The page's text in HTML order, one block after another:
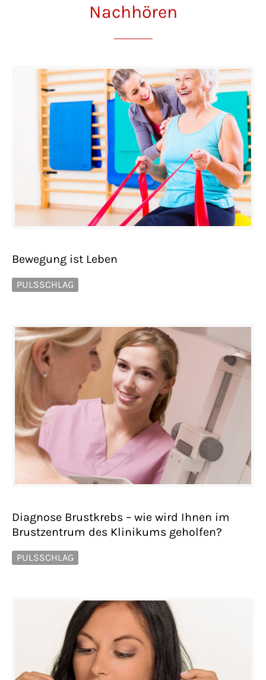
Nachhören
Bewegung ist Leben
PULSSCHLAG
Diagnose Brustkrebs – wie wird Ihnen im
Brustzentrum des Klinikums geholfen?
PULSSCHLAG